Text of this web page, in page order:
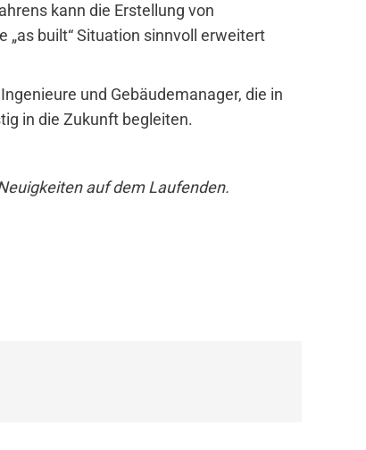
kann die Erstellung von
built“ Situation sinnvoll erweitert
und Gebäudemanager, die in
in die Zukunft begleiten.
auf dem Laufenden.